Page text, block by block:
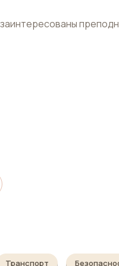
Транспорт